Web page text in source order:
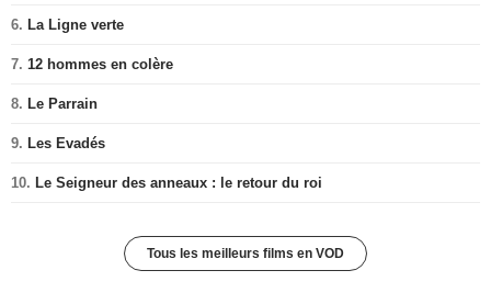
6. La Ligne verte
7. 12 hommes en colère
8. Le Parrain
9. Les Evadés
10. Le Seigneur des anneaux : le retour du roi
Tous les meilleurs films en VOD